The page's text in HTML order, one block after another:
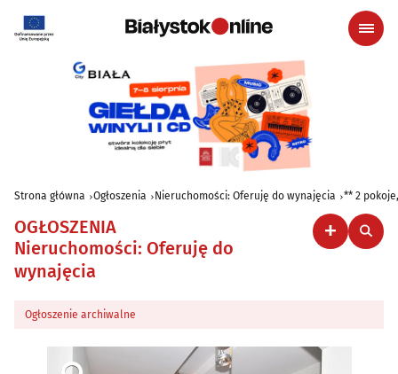
Strona główna Ogłoszenia Nieruchomości: Oferuję do wynajęcia ** 2
OGŁOSZENIA
Nieruchomości: Oferuję do
wynajęcia
Ogłoszenie archiwalne